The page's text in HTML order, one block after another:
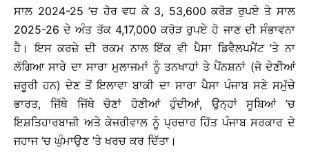
ਸਾਲ 2024-25 ’ਚ ਹੋਰ ਵਧ ਕੇ 3, 53,600 ਕਰੋੜ ਰੁਪਏ ਤੇ ਸਾਲ
2025-26 ਦੇ ਅੰਤ ਤੱਕ 4,17,000 ਕਰੋੜ ਰੁਪਏ ਹੋ ਜਾਣ ਦੀ ਸੰਭਾਵਨਾ
ਹੈ। ਇਸ ਕਰਜ਼ੇ ਦੀ ਰਕਮ ਨਾਲ ਇੱਕ ਵੀ ਪੈਸਾ ਡਿਵੈਲਪਮੈਂਟ ’ਤੇ ਨਾ
ਲੱਗਿਆ ਸਾਰੇ ਦਾ ਸਾਰਾ ਮੁਲਾਜਮਾਂ ਨੂੰ ਤਨਖਾਹਾਂ ਤੇ ਪੈਂਨਸ਼ਨਾਂ (ਜੋ ਦੇਣੀਆਂ
ਜ਼ਰੂਰੀ ਹਨ) ਦੇਣ ਤੋਂ ਇਲਾਵਾ ਬਾਕੀ ਦਾ ਸਾਰਾ ਪੈਸਾ ਪੰਜਾਬ ਸਣੇ ਸਮੁੱਚੇ
ਭਾਰਤ, ਜਿੱਥੇ ਜਿੱਥੇ ਚੋਣਾਂ ਹੋਣੀਆਂ ਹੁੰਦੀਆਂ, ਉਨ੍ਹਾਂ ਸੂਬਿਆਂ ’ਚ
ਇਸ਼ਤਿਹਾਰਬਾਜ਼ੀ ਅਤੇ ਕੇਜਰੀਵਾਲ ਨੂੰ ਪ੍ਰਚਾਰ ਹਿੱਤ ਪੰਜਾਬ ਸਰਕਾਰ ਦੇ
ਜਹਾਜ ’ਚ ਘੁੰਮਾਉਣ ’ਤੇ ਖਰਚ ਕਰ ਦਿੱਤਾ।